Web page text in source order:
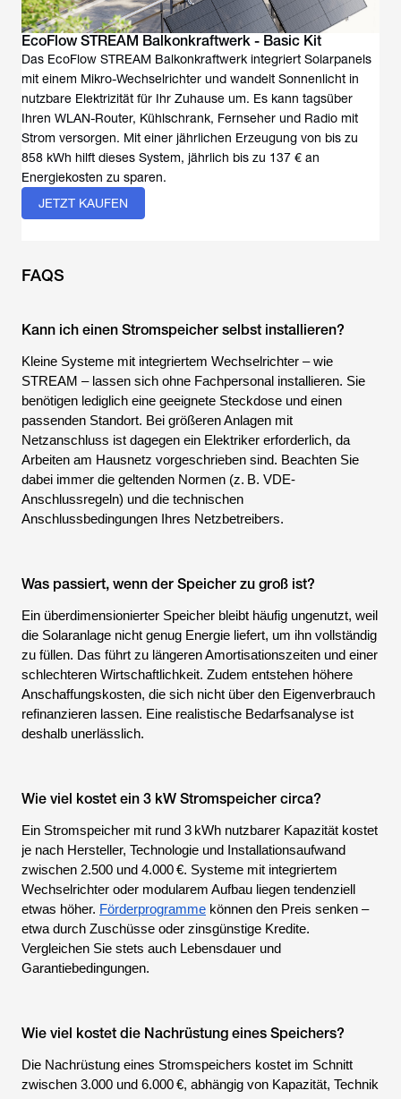
Das EcoFlow STREAM Balkonkraftwerk integriert Solarpanels
mit einem Mikro-Wechselrichter und wandelt Sonnenlicht in
nutzbare Elektrizität für Ihr Zuhause um. Es kann tagsüber
Ihren WLAN-Router, Kühlschrank, Fernseher und Radio mit
Strom versorgen. Mit einer jährlichen Erzeugung von bis zu
858 kWh hilft dieses System, jährlich bis zu 137 € an
Energiekosten zu sparen.
JETZT KAUFEN
FAQS
Kann ich einen Stromspeicher selbst installieren?
Kleine Systeme mit integriertem Wechselrichter – wie
STREAM – lassen sich ohne Fachpersonal installieren. Sie
benötigen lediglich eine geeignete Steckdose und einen
passenden Standort. Bei größeren Anlagen mit
Netzanschluss ist dagegen ein Elektriker erforderlich, da
Arbeiten am Hausnetz vorgeschrieben sind. Beachten Sie
dabei immer die geltenden Normen (z. B. VDE-
Anschlussregeln) und die technischen
Anschlussbedingungen Ihres Netzbetreibers.
Was passiert, wenn der Speicher zu groß ist?
Ein überdimensionierter Speicher bleibt häufig ungenutzt, weil
die Solaranlage nicht genug Energie liefert, um ihn vollständig
zu füllen. Das führt zu längeren Amortisationszeiten und einer
schlechteren Wirtschaftlichkeit. Zudem entstehen höhere
Anschaffungskosten, die sich nicht über den Eigenverbrauch
refinanzieren lassen. Eine realistische Bedarfsanalyse ist
deshalb unerlässlich.
Wie viel kostet ein 3 kW Stromspeicher circa?
Ein Stromspeicher mit rund 3 kWh nutzbarer Kapazität kostet
je nach Hersteller, Technologie und Installationsaufwand
zwischen 2.500 und 4.000 €. Systeme mit integriertem
Wechselrichter oder modularem Aufbau liegen tendenziell
etwas höher. Förderprogramme können den Preis senken –
etwa durch Zuschüsse oder zinsgünstige Kredite.
Vergleichen Sie stets auch Lebensdauer und
Garantiebedingungen.
Wie viel kostet die Nachrüstung eines Speichers?
Die Nachrüstung eines Stromspeichers kostet im Schnitt
zwischen 3.000 und 6.000 €, abhängig von Kapazität, Technik